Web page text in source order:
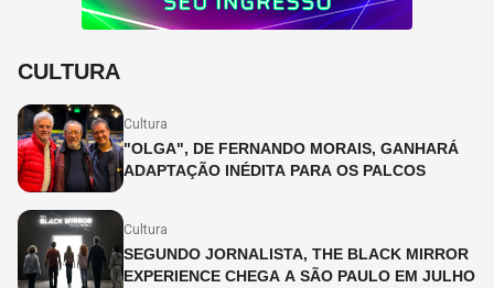
CULTURA
Cultura
"OLGA", DE FERNANDO MORAIS, GANHARÁ
ADAPTAÇÃO INÉDITA PARA OS PALCOS
Cultura
SEGUNDO JORNALISTA, THE BLACK MIRROR
EXPERIENCE CHEGA A SÃO PAULO EM JULHO